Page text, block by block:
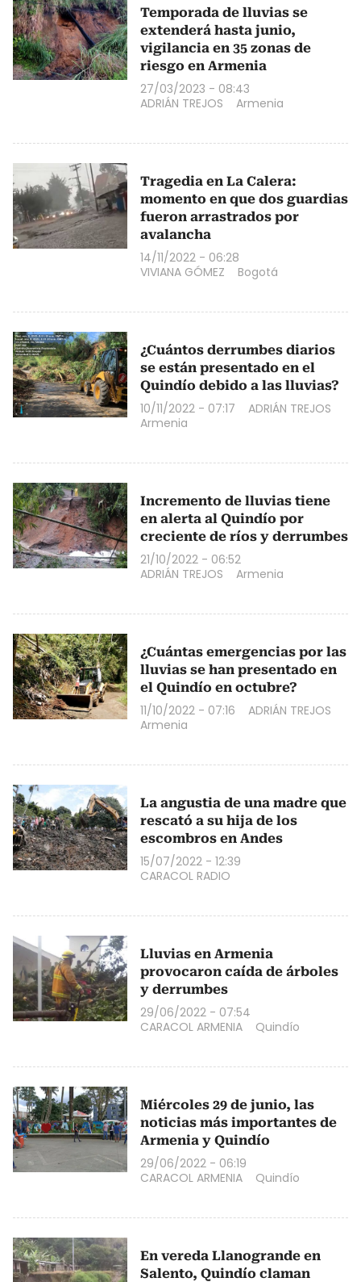
Temporada de lluvias se
extenderá hasta junio,
vigilancia en 35 zonas de
riesgo en Armenia
27/03/2023 - 08:43
ADRIÁN TREJOS
Armenia
Tragedia en La Calera:
momento en que dos guardias
fueron arrastrados por
avalancha
14/11/2022 - 06:28
VIVIANA GÓMEZ
Bogotá
¿Cuántos derrumbes diarios
se están presentado en el
Quindío debido a las lluvias?
10/11/2022 - 07:17
ADRIÁN TREJOS
Armenia
Incremento de lluvias tiene
en alerta al Quindío por
creciente de ríos y derrumbes
21/10/2022 - 06:52
ADRIÁN TREJOS
Armenia
¿Cuántas emergencias por las
lluvias se han presentado en
el Quindío en octubre?
11/10/2022 - 07:16
ADRIÁN TREJOS
Armenia
La angustia de una madre que
rescató a su hija de los
escombros en Andes
15/07/2022 - 12:39
CARACOL RADIO
Lluvias en Armenia
provocaron caída de árboles
y derrumbes
29/06/2022 - 07:54
CARACOL ARMENIA
Quindío
Miércoles 29 de junio, las
noticias más importantes de
Armenia y Quindío
29/06/2022 - 06:19
CARACOL ARMENIA
Quindío
En vereda Llanogrande en
Salento, Quindío claman